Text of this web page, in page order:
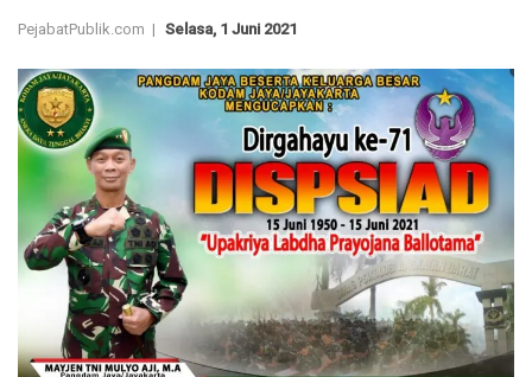
PejabatPublik.com | Selasa, 1 Juni 2021